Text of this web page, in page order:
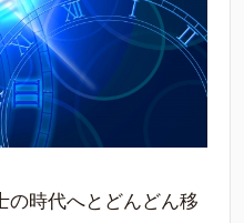
の時代へとどんどん移